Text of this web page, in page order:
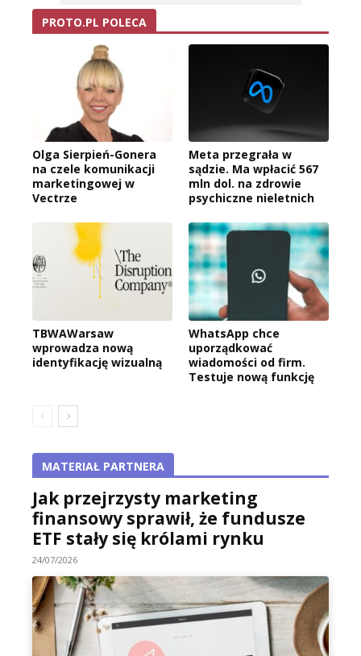
PROTO.PL POLECA
Olga Sierpień-Gonera
na czele komunikacji
marketingowej w
Vectrze
Meta przegrała w
sądzie. Ma wpłacić 567
mln dol. na zdrowie
psychiczne nieletnich
TBWAWarsaw
wprowadza nową
identyfikację wizualną
WhatsApp chce
uporządkować
wiadomości od firm.
Testuje nową funkcję
MATERIAŁ PARTNERA
Jak przejrzysty marketing
finansowy sprawił, że fundusze
ETF stały się królami rynku
24/07/2026